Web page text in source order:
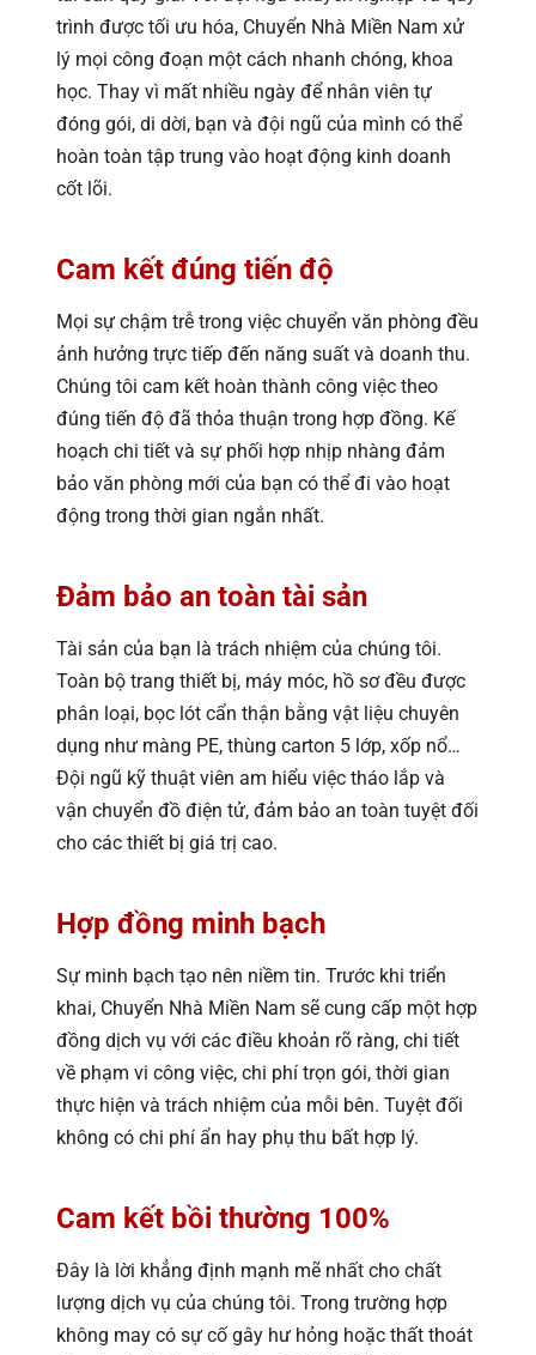
trình được tối ưu hóa, Chuyển Nhà Miền Nam xử
lý mọi công đoạn một cách nhanh chóng, khoa
học. Thay vì mất nhiều ngày để nhân viên tự
đóng gói, di dời, bạn và đội ngũ của mình có thể
hoàn toàn tập trung vào hoạt động kinh doanh
cốt lõi.
Cam kết đúng tiến độ
Mọi sự chậm trễ trong việc chuyển văn phòng đều
ảnh hưởng trực tiếp đến năng suất và doanh thu.
Chúng tôi cam kết hoàn thành công việc theo
đúng tiến độ đã thỏa thuận trong hợp đồng. Kế
hoạch chi tiết và sự phối hợp nhịp nhàng đảm
bảo văn phòng mới của bạn có thể đi vào hoạt
động trong thời gian ngắn nhất.
Đảm bảo an toàn tài sản
Tài sản của bạn là trách nhiệm của chúng tôi.
Toàn bộ trang thiết bị, máy móc, hồ sơ đều được
phân loại, bọc lót cẩn thận bằng vật liệu chuyên
dụng như màng PE, thùng carton 5 lớp, xốp nổ…
Đội ngũ kỹ thuật viên am hiểu việc tháo lắp và
vận chuyển đồ điện tử, đảm bảo an toàn tuyệt đối
cho các thiết bị giá trị cao.
Hợp đồng minh bạch
Sự minh bạch tạo nên niềm tin. Trước khi triển
khai, Chuyển Nhà Miền Nam sẽ cung cấp một hợp
đồng dịch vụ với các điều khoản rõ ràng, chi tiết
về phạm vi công việc, chi phí trọn gói, thời gian
thực hiện và trách nhiệm của mỗi bên. Tuyệt đối
không có chi phí ẩn hay phụ thu bất hợp lý.
Cam kết bồi thường 100%
Đây là lời khẳng định mạnh mẽ nhất cho chất
lượng dịch vụ của chúng tôi. Trong trường hợp
không may có sự cố gây hư hỏng hoặc thất thoát